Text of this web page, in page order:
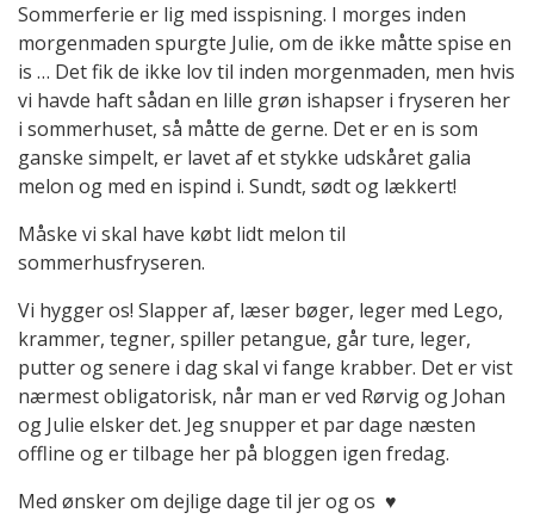
Sommerferie er lig med isspisning. I morges inden
morgenmaden spurgte Julie, om de ikke måtte spise en
is … Det fik de ikke lov til inden morgenmaden, men hvis
vi havde haft sådan en lille grøn ishapser i fryseren her
i sommerhuset, så måtte de gerne. Det er en is som
ganske simpelt, er lavet af et stykke udskåret galia
melon og med en ispind i. Sundt, sødt og lækkert!
Måske vi skal have købt lidt melon til
sommerhusfryseren.
Vi hygger os! Slapper af, læser bøger, leger med Lego,
krammer, tegner, spiller petangue, går ture, leger,
putter og senere i dag skal vi fange krabber. Det er vist
nærmest obligatorisk, når man er ved Rørvig og Johan
og Julie elsker det. Jeg snupper et par dage næsten
offline og er tilbage her på bloggen igen fredag.
Med ønsker om dejlige dage til jer og os ♥